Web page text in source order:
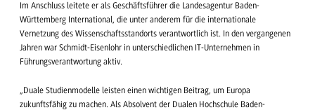
Im Anschluss leitete er als Geschäftsführer die Landesagentur Baden-
Württemberg International, die unter anderem für die internationale
Vernetzung des Wissenschaftsstandorts verantwortlich ist. In den vergangenen
Jahren war Schmidt-Eisenlohr in unterschiedlichen IT-Unternehmen in
Führungsverantwortung aktiv.
„Duale Studienmodelle leisten einen wichtigen Beitrag, um Europa
zukunftsfähig zu machen. Als Absolvent der Dualen Hochschule Baden-